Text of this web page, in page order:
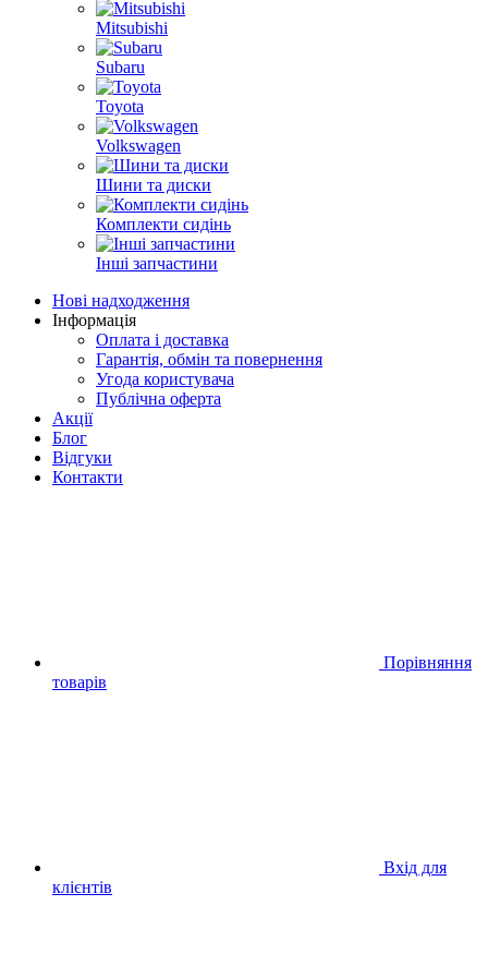
Mitsubishi
Subaru
Toyota
Volkswagen
Шини та диски
Комплекти сидінь
Інші запчастини
Нові надходження
Інформація
Оплата і доставка
Гарантія, обмін та повернення
Угода користувача
Публічна оферта
Акції
Блог
Відгуки
Контакти
Порівняння
товарів
Вхід для
клієнтів